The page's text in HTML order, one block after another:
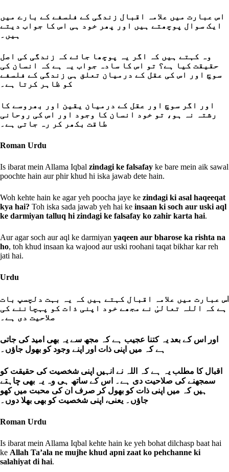
اس عبارت میں علامہ اقبال زندگی کے فلسفے کے بارے میں
ایک سوال پوچھتے ہیں اور پھر خود ہی اس کا جواب دیتے
ہیں۔
وہ کہتے ہیں کہ اگر یہ پوچھا جائے کہ زندگی کی اصل
حقیقت کیا ہے؟ تو اس کا سادہ جواب یہ ہے کہ انسان کی
سوچ اور اس کی عقل کے درمیان تعلق ہی زندگی کے فلسفے
کو ظاہر کرتا ہے۔
اور اگر سوچ اور عقل کے درمیان یقین اور بھروسے کا
رشتہ نہ ہو، تو خود انسان کا وجود اور اس کی روحانی
طاقت بکھر کر رہ جاتی ہے۔
Roman Urdu
Is ibarat mein Allama Iqbal zindagi ke falsafay ke bare mein aik sawal
poochte hain aur phir khud hi iska jawab dete hain.
Woh kehte hain ke agar yeh poocha jaye ke zindagi ki asal haqeeqat
kya hai? Toh iska sada jawab yeh hai ke insaan ki soch aur uski aql
ke darmiyan talluq hi zindagi ke falsafay ko zahir karta hai.
Aur agar soch aur aql ke darmiyan yaqeen aur bharose ka rishta na
ho, toh khud insaan ka wajood aur uski roohani taqat bikhar kar reh
jati hai.
Urdu
اس عبارت میں علامہ اقبال کہتے ہیں کہ یہ بہت دلچسپ بات
ہے کہ اللہ تعالیٰ نے مجھے خود اپنی ذات کو پہچاننے کی
صلاحیت دی ہے۔
اور اس کے بعد یہ کتنا عجیب ہے کہ مجھ سے یہ بھی امید کی جاتی
ہے کہ میں اپنی ذات اور اپنے وجود کو بھول جاؤں۔
اقبال کا مطلب یہ ہے کہ اللہ نے انہیں اپنی شخصیت کی حقیقت کو
سمجھنے کی صلاحیت دی ہے۔ اس کے ساتھ ہی وہ یہ بھی چاہتے
ہیں کہ میں اپنی ذات کو بھول کر صرف ان کی محبت میں کھو
جاؤں۔ یعنی، اپنی شخصیت کو بھی بھلا دوں۔
Roman Urdu
Is ibarat mein Allama Iqbal kehte hain ke yeh bohat dilchasp baat hai
ke Allah Ta’ala ne mujhe khud apni zaat ko pehchanne ki
salahiyat di hai.